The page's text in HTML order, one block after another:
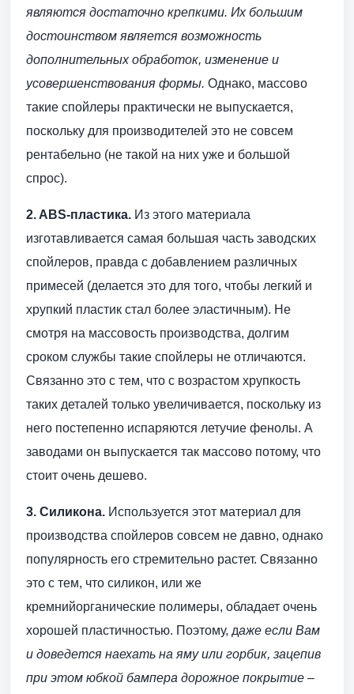
являются достаточно крепкими. Их большим
достоинством является возможность
дополнительных обработок, изменение и
усовершенствования формы. Однако, массово
такие спойлеры практически не выпускается,
поскольку для производителей это не совсем
рентабельно (не такой на них уже и большой
спрос).
2. ABS-пластика. Из этого материала
изготавливается самая большая часть заводских
спойлеров, правда с добавлением различных
примесей (делается это для того, чтобы легкий и
хрупкий пластик стал более эластичным). Не
смотря на массовость производства, долгим
сроком службы такие спойлеры не отличаются.
Связанно это с тем, что с возрастом хрупкость
таких деталей только увеличивается, поскольку из
него постепенно испаряются летучие фенолы. А
заводами он выпускается так массово потому, что
стоит очень дешево.
3. Силикона. Используется этот материал для
производства спойлеров совсем не давно, однако
популярность его стремительно растет. Связанно
это с тем, что силикон, или же
кремнийорганические полимеры, обладает очень
хорошей пластичностью. Поэтому, даже если Вам
и доведется наехать на яму или горбик, зацепив
при этом юбкой бампера дорожное покрытие –